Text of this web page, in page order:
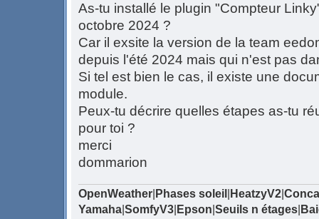
As-tu installé le plugin "Compteur
octobre 2024 ?
Car il exsite la version de la team
depuis l'été 2024 mais qui n'est pas
Si tel est bien le cas, il existe une
module.
Peux-tu décrire quelles étapes as-tu
pour toi ?
merci
dommarion
OpenWeather Phases soleil HeatzyV2
Yamaha SomfyV3 Epson Seuils n étages